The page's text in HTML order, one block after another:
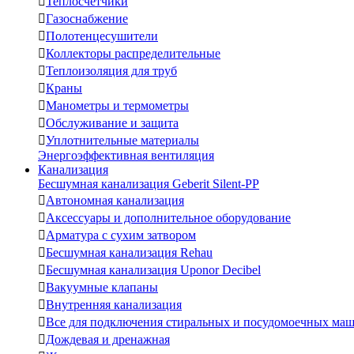
Газоснабжение
Полотенцесушители
Коллекторы распределительные
Теплоизоляция для труб
Краны
Манометры и термометры
Обслуживание и защита
Уплотнительные материалы
Энергоэффективная вентиляция
Канализация
Бесшумная канализация Geberit Silent-PP
Автономная канализация
Аксессуары и дополнительное оборудование
Арматура с сухим затвором
Бесшумная канализация Rehau
Бесшумная канализация Uponor Decibel
Вакуумные клапаны
Внутренняя канализация
Все для подключения стиральных и посудомоечных
Дождевая и дренажная